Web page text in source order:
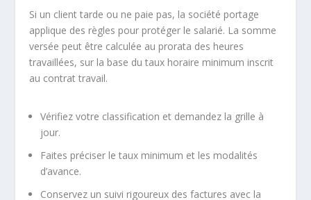
Si un client tarde ou ne paie pas, la société portage
applique des règles pour protéger le salarié. La somme
versée peut être calculée au prorata des heures
travaillées, sur la base du taux horaire minimum inscrit
au contrat travail.
Vérifiez votre classification et demandez la grille à
jour.
Faites préciser le taux minimum et les modalités
d’avance.
Conservez un suivi rigoureux des factures avec la